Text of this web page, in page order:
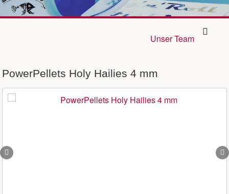
Unser Team
PowerPellets Holy Hailies 4 mm